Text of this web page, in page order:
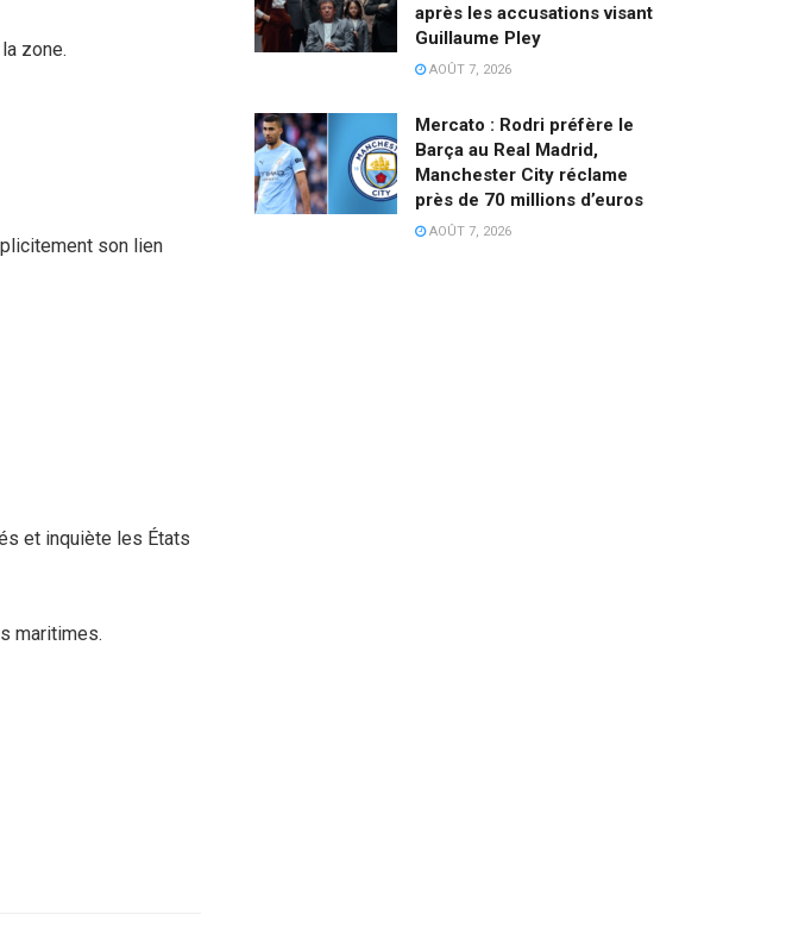
zone.
son lien
et inquiète les États
maritimes.
après les accusations visant
Guillaume Pley
AOÛT 7, 2026
Mercato : Rodri préfère le
Barça au Real Madrid,
Manchester City réclame
près de 70 millions d’euros
AOÛT 7, 2026